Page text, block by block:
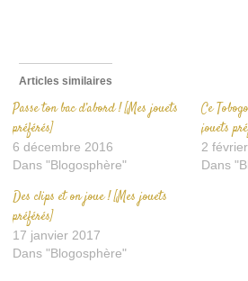
Articles similaires
Passe ton bac d’abord ! [Mes jouets
préférés]
6 décembre 2016
Dans "Blogosphère"
Ce
jouets
2
Dans
Des clips et on joue ! [Mes jouets
préférés]
17 janvier 2017
Dans "Blogosphère"